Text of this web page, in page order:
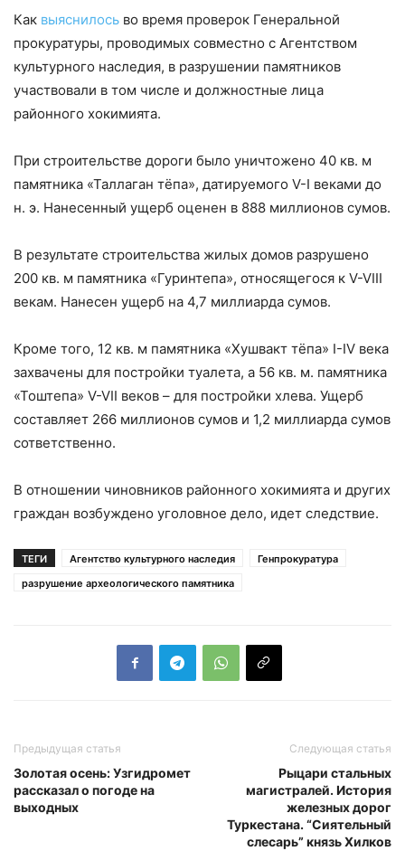
Как выяснилось во время проверок Генеральной
прокуратуры, проводимых совместно с Агентством
культурного наследия, в разрушении памятников
участвовали в том числе и должностные лица
районного хокимията.
При строительстве дороги было уничтожено 40 кв. м
памятника «Таллаган тёпа», датируемого V-I веками до
н. э. Нанесенный ущерб оценен в 888 миллионов сумов.
В результате строительства жилых домов разрушено
200 кв. м памятника «Гуринтепа», относящегося к V-VIII
векам. Нанесен ущерб на 4,7 миллиарда сумов.
Кроме того, 12 кв. м памятника «Хушвакт тёпа» I-IV века
захвачены для постройки туалета, а 56 кв. м. памятника
«Тоштепа» V-VII веков – для постройки хлева. Ущерб
составляет 266 миллионов сумов и 1,2 миллиарда сумов
сответственно.
В отношении чиновников районного хокимията и других
граждан возбуждено уголовное дело, идет следствие.
ТЕГИ Агентство культурного наследия
Генпрокуратура
разрушение археологического памятника
Предыдущая статья
Золотая осень: Узгидромет
рассказал о погоде на
выходных
Следующая статья
Рыцари стальных
магистралей. История
железных дорог
Туркестана. “Сиятельный
слесарь” князь Хилков